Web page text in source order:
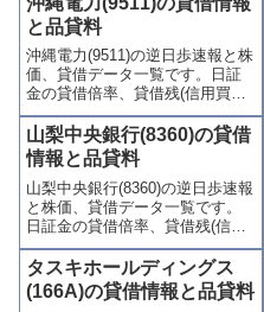
喚起・申込停止)など、空売り関
連情報を集計し、図解でわかり
やすくまとめて掲載していま
す。
と品貸料
沖縄電力(9511)の逆日歩速報と株
価、貸借データ一覧です。日証
金の貸借倍率、貸借残(信用買
残、信用売残)、品貸料(逆日
歩)、東証の週末残高、規制(注意
喚起・申込停止)など、空売り関
連情報を集計し、図解でわかり
やすくまとめて掲載していま
す。
山梨中央銀行(8360)の貸借
情報と品貸料
山梨中央銀行(8360)の逆日歩速報
と株価、貸借データ一覧です。
日証金の貸借倍率、貸借残(信用
買残、信用売残)、品貸料(逆日
歩)、東証の週末残高、規制(注意
喚起・申込停止)など、空売り関
連情報を集計し、図解でわかり
タスキホールディングス
(166A)の貸借情報と品貸料